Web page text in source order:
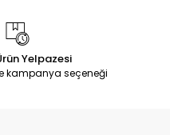
Yelpazesi
kampanya seçeneği